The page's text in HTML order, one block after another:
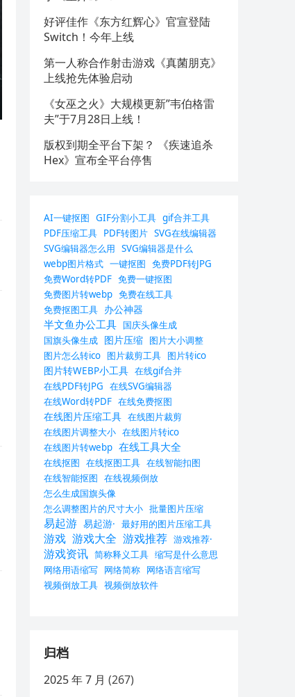
好评佳作《东方红辉心》官宣登陆
Switch！今年上线
第一人称合作射击游戏《真菌朋克》
上线抢先体验启动
《女巫之火》大规模更新”韦伯格雷
夫”于7月28日上线！
版权到期全平台下架？ 《疾速追杀
Hex》宣布全平台停售
AI一键抠图 GIF分割小工具 gif合并工具
PDF压缩工具 PDF转图片 SVG在线编辑器
SVG编辑器怎么用 SVG编辑器是什么
webp图片格式 一键抠图 免费PDF转JPG
免费Word转PDF 免费一键抠图
免费图片转webp 免费在线工具
免费抠图工具 办公神器
半文鱼办公工具 国庆头像生成
国旗头像生成 图片压缩 图片大小调整
图片怎么转ico 图片裁剪工具 图片转ico
图片转WEBP小工具 在线gif合并
在线PDF转JPG 在线SVG编辑器
在线Word转PDF 在线免费抠图
在线图片压缩工具 在线图片裁剪
在线图片调整大小 在线图片转ico
在线图片转webp 在线工具大全
在线抠图 在线抠图工具 在线智能扣图
在线智能抠图 在线视频倒放
怎么生成国旗头像
怎么调整图片的尺寸大小 批量图片压缩
易起游 易起游· 最好用的图片压缩工具
游戏 游戏大全 游戏推荐 游戏推荐·
游戏资讯 简称释义工具 缩写是什么意思
网络用语缩写 网络简称 网络语言缩写
视频倒放工具 视频倒放软件
归档
2025 年 7 月 (267)